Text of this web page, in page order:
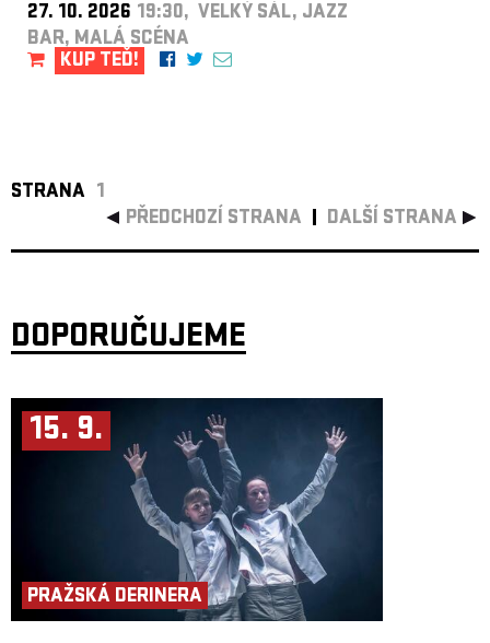
27. 10. 2026 19:30, VELKÝ SÁL, JAZZ
BAR, MALÁ SCÉNA
KUP TEĎ!
STRANA 1
PŘEDCHOZÍ STRANA
DALŠÍ STRANA
DOPORUČUJEME
15. 9.
PRAŽSKÁ DERINERA